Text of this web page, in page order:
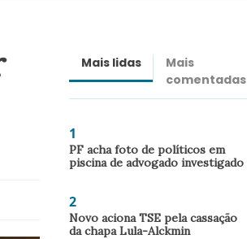
Mais lidas
Mais
comentadas
1
PF acha foto de políticos em
piscina de advogado investigado
2
Novo aciona TSE pela cassação
da chapa Lula-Alckmin